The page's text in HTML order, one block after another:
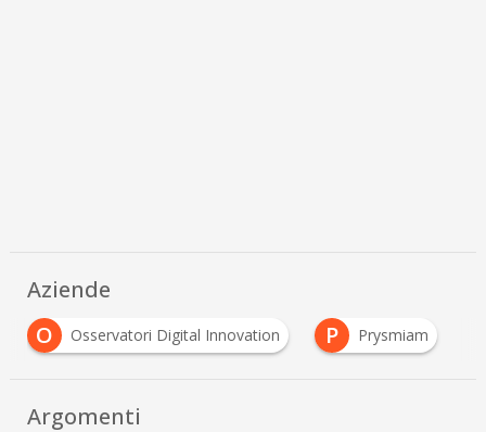
Aziende
O
Osservatori Digital Innovation P Prysmiam
Argomenti